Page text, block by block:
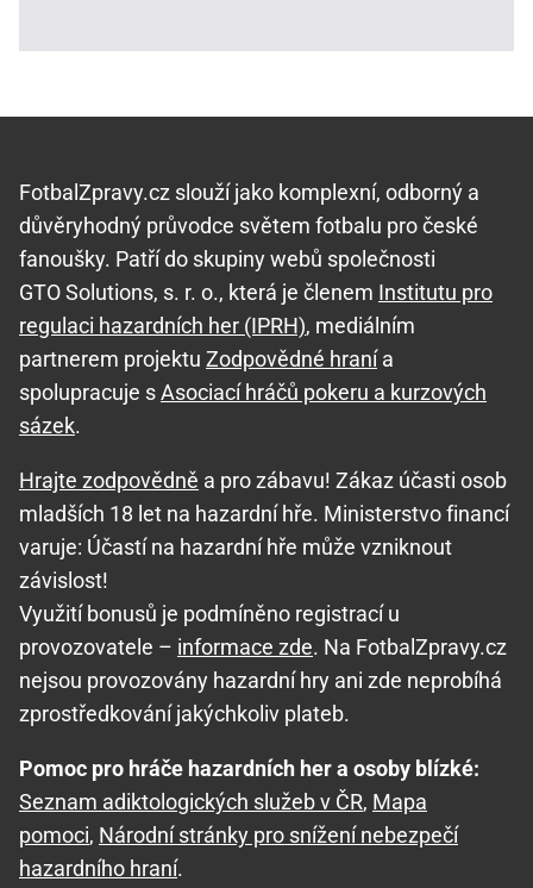
FotbalZpravy.cz slouží jako komplexní, odborný a
důvěryhodný průvodce světem fotbalu pro české
fanoušky. Patří do skupiny webů společnosti
GTO Solutions, s. r. o., která je členem Institutu pro
regulaci hazardních her (IPRH), mediálním
partnerem projektu Zodpovědné hranía
spolupracuje sAsociací hráčů pokeru a kurzových
sázek.
Hrajte zodpovědně a pro zábavu! Zákaz účasti osob
mladších 18 let na hazardní hře. Ministerstvo financí
varuje: Účastí na hazardní hře může vzniknout
závislost!
Využití bonusů je podmíněno registrací u
provozovatele – informace zde. Na FotbalZpravy.cz
nejsou provozovány hazardní hry ani zde neprobíhá
zprostředkování jakýchkoliv plateb.
Pomoc pro hráče hazardních her a osoby blízké:
Seznam adiktologických služeb v ČR, Mapa
pomoci, Národní stránky pro snížení nebezpečí
hazardního hraní.